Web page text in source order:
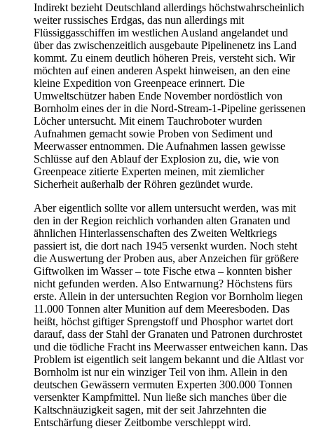
Indirekt bezieht Deutschland allerdings höchstwahrscheinlich
weiter russisches Erdgas, das nun allerdings mit
Flüssiggasschiffen im westlichen Ausland angelandet und
über das zwischenzeitlich ausgebaute Pipelinenetz ins Land
kommt. Zu einem deutlich höheren Preis, versteht sich. Wir
möchten auf einen anderen Aspekt hinweisen, an den eine
kleine Expedition von Greenpeace erinnert. Die
Umweltschützer haben Ende November nordöstlich von
Bornholm eines der in die Nord-Stream-1-Pipeline gerissenen
Löcher untersucht. Mit einem Tauchroboter wurden
Aufnahmen gemacht sowie Proben von Sediment und
Meerwasser entnommen. Die Aufnahmen lassen gewisse
Schlüsse auf den Ablauf der Explosion zu, die, wie von
Greenpeace zitierte Experten meinen, mit ziemlicher
Sicherheit außerhalb der Röhren gezündet wurde.
Aber eigentlich sollte vor allem untersucht werden, was mit
den in der Region reichlich vorhanden alten Granaten und
ähnlichen Hinterlassenschaften des Zweiten Weltkriegs
passiert ist, die dort nach 1945 versenkt wurden. Noch steht
die Auswertung der Proben aus, aber Anzeichen für größere
Giftwolken im Wasser – tote Fische etwa – konnten bisher
nicht gefunden werden. Also Entwarnung? Höchstens fürs
erste. Allein in der untersuchten Region vor Bornholm liegen
11.000 Tonnen alter Munition auf dem Meeresboden. Das
heißt, höchst giftiger Sprengstoff und Phosphor wartet dort
darauf, dass der Stahl der Granaten und Patronen durchrostet
und die tödliche Fracht ins Meerwasser entweichen kann. Das
Problem ist eigentlich seit langem bekannt und die Altlast vor
Bornholm ist nur ein winziger Teil von ihm. Allein in den
deutschen Gewässern vermuten Experten 300.000 Tonnen
versenkter Kampfmittel. Nun ließe sich manches über die
Kaltschnäuzigkeit sagen, mit der seit Jahrzehnten die
Entschärfung dieser Zeitbombe verschleppt wird.